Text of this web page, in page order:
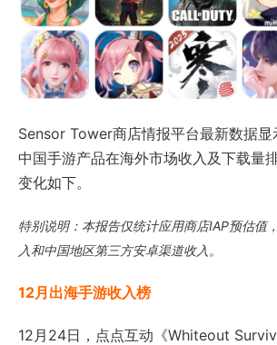
Sensor Tower商店情报平台最新数据
中国手游产品在海外市场收入及下载量
变化如下。
特别说明：本报告仅统计应⽤商店IAP预估值
⼊和中国地区第三方安卓渠道收入。
12月出海手游收入榜
12月24日，点点互动《Whiteout